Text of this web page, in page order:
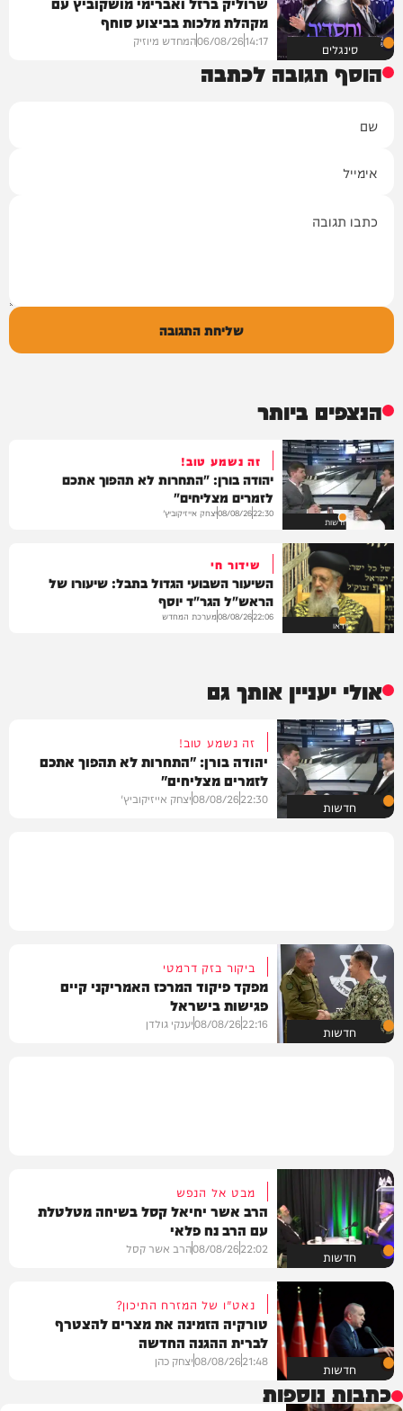
סינגלים
מקהלת מלכות בביצוע סוחף
14:17
06/08/26המחדש מיוזיק
הוסף תגובה לכתבה
שליחת התגובה
הנצפים ביותר
חדשות
זה נשמע טוב!
יהודה בורן: "התחרות לא תהפוך אתכם
לזמרים מצליחים"
22:30
08/08/26יצחק אייזיקוביץ'
וידאו
שידור חי
השיעור השבועי הגדול בתבל: שיעורו של
הראש"ל הגר"ד יוסף
22:06
08/08/26מערכת המחדש
אולי יעניין אותך גם
חדשות
זה נשמע טוב!
יהודה בורן: "התחרות לא תהפוך אתכם
לזמרים מצליחים"
22:30
08/08/26יצחק אייזיקוביץ'
חדשות
ביקור בזק דרמטי
מפקד פיקוד המרכז האמריקני קיים
פגישות בישראל
22:16
08/08/26יענקי גולדן
חדשות
מבט אל הנפש
הרב אשר יחיאל קסל בשיחה מטלטלת
עם הרב נח פלאי
22:02
08/08/26הרב אשר קסל
חדשות
נאט"ו של המזרח התיכון?
טורקיה הזמינה את מצרים להצטרף
לברית ההגנה החדשה
21:48
08/08/26יצחק כהן
כתבות נוספות